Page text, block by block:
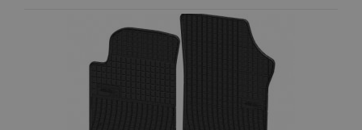
Wunschliste
hinzufügen